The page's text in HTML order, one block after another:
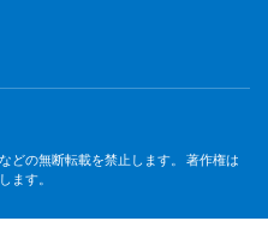
どの無断転載を禁止します。 著作権は
ます。